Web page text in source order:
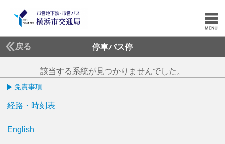
戻る 停車バス停
該当する系統が見つかりませんでした。
免責事項
経路・時刻表
English